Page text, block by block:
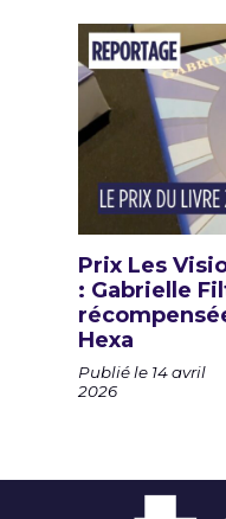
Prix Les
: Gabrielle
Hexa
Publié le 14 avril
2026